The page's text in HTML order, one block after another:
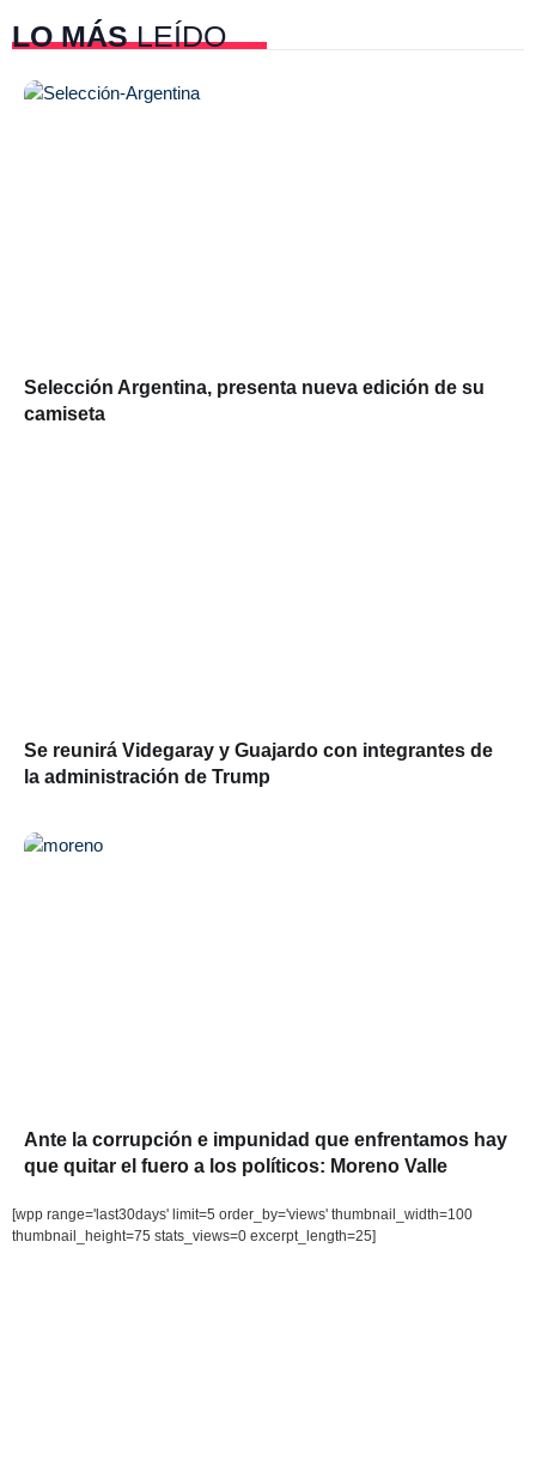
LO MÁSLEÍDO
Selección Argentina, presenta nueva edición de su
camiseta
Se reunirá Videgaray y Guajardo con integrantes de
la administración de Trump
Ante la corrupción e impunidad que enfrentamos hay
que quitar el fuero a los políticos: Moreno Valle
[wpp range='last30days' limit=5 order_by='views' thumbnail_width=100
thumbnail_height=75 stats_views=0 excerpt_length=25]